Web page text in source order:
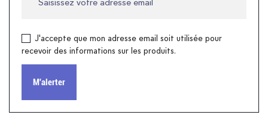
J'accepte que mon adresse email soit utilisée pour
recevoir des informations sur les produits.
M'alerter